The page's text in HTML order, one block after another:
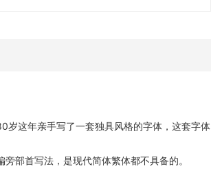
岁这年亲手写了一套独具风格的字体，这套字体
部首写法，是现代简体繁体都不具备的。